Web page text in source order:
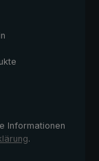
Informationen
.